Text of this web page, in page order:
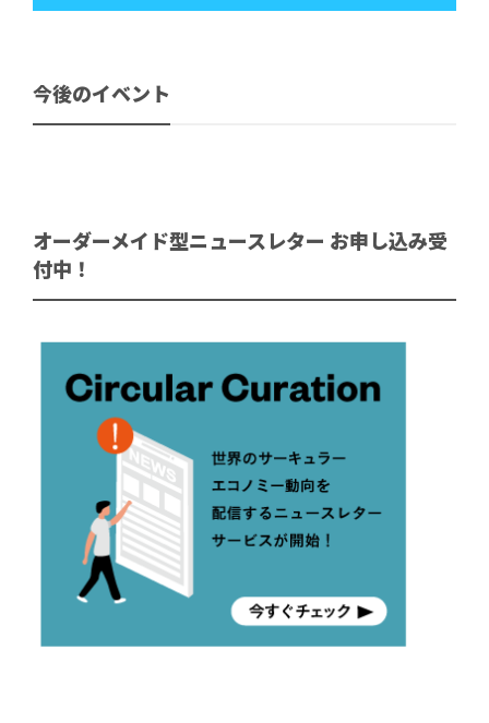
今後のイベント
オーダーメイド型ニュースレター お申し込み受
付中！